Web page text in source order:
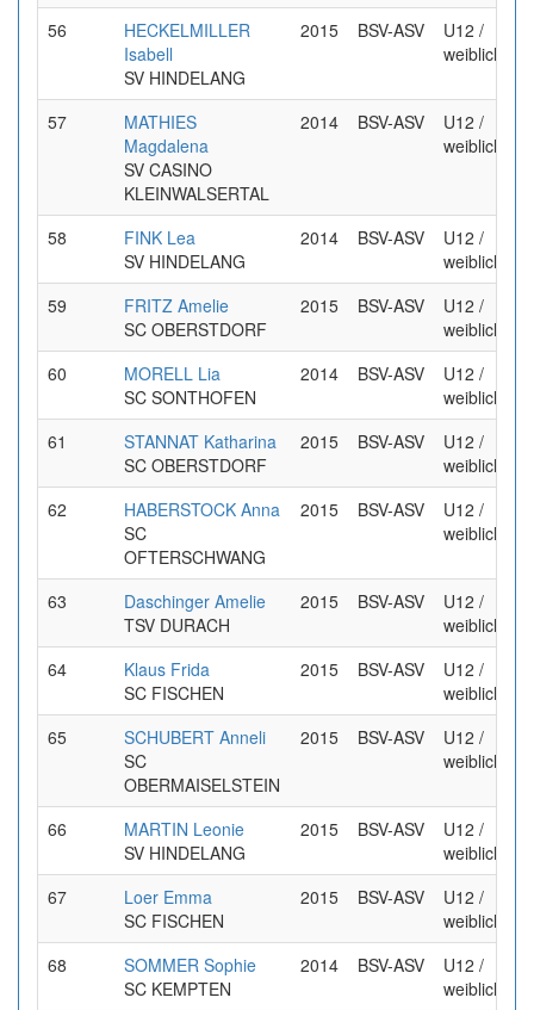
56
HECKELMILLER
Isabell
SV HINDELANG
2015 BSV-ASV
U12 /
weiblich
57
MATHIES
Magdalena
SV CASINO
KLEINWALSERTAL
2014 BSV-ASV
U12 /
weiblich
58
FINK Lea
SV HINDELANG
2014 BSV-ASV
U12 /
weiblich
59
FRITZ Amelie
SC OBERSTDORF
2015 BSV-ASV
U12 /
weiblich
60
MORELL Lia
SC SONTHOFEN
2014 BSV-ASV
U12 /
weiblich
61
STANNAT Katharina
SC OBERSTDORF
2015 BSV-ASV
U12 /
weiblich
62
HABERSTOCK Anna
SC
OFTERSCHWANG
2015 BSV-ASV
U12 /
weiblich
63
Daschinger Amelie
TSV DURACH
2015 BSV-ASV
U12 /
weiblich
64
Klaus Frida
SC FISCHEN
2015 BSV-ASV
U12 /
weiblich
65
SCHUBERT Anneli
SC
OBERMAISELSTEIN
2015 BSV-ASV
U12 /
weiblich
66
MARTIN Leonie
SV HINDELANG
2015 BSV-ASV
U12 /
weiblich
67
Loer Emma
SC FISCHEN
2015 BSV-ASV
U12 /
weiblich
68
SOMMER Sophie
SC KEMPTEN
2014 BSV-ASV
U12 /
weiblich